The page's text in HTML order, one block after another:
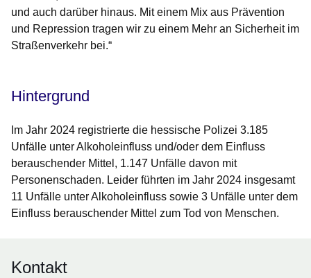
und auch darüber hinaus. Mit einem Mix aus Prävention
und Repression tragen wir zu einem Mehr an Sicherheit im
Straßenverkehr bei.“
Hintergrund
Im Jahr 2024 registrierte die hessische Polizei 3.185
Unfälle unter Alkoholeinfluss und/oder dem Einfluss
berauschender Mittel, 1.147 Unfälle davon mit
Personenschaden. Leider führten im Jahr 2024 insgesamt
11 Unfälle unter Alkoholeinfluss sowie 3 Unfälle unter dem
Einfluss berauschender Mittel zum Tod von Menschen.
Kontakt